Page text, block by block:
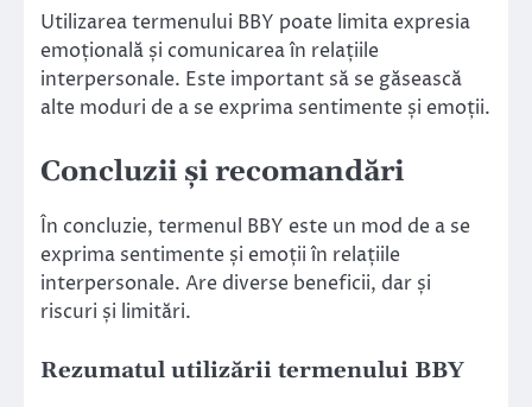
Utilizarea termenului BBY poate limita expresia
emoțională și comunicarea în relațiile
interpersonale. Este important să se găsească
alte moduri de a se exprima sentimente și emoții.
Concluzii și recomandări
În concluzie, termenul BBY este un mod de a se
exprima sentimente și emoții în relațiile
interpersonale. Are diverse beneficii, dar și
riscuri și limitări.
Rezumatul utilizării termenului BBY